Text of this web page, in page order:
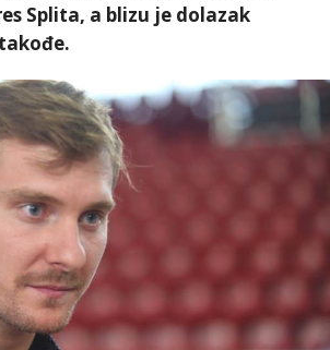
Splita, a blizu je dolazak